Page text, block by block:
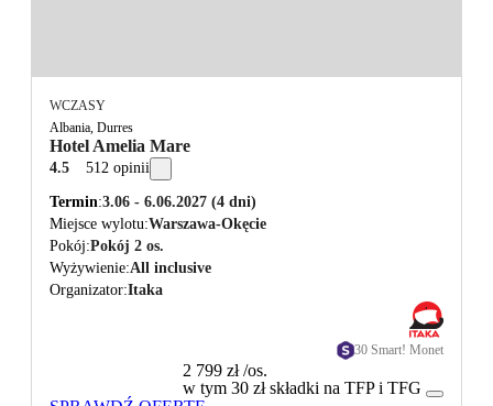
WCZASY
Albania, Durres
Hotel Amelia Mare
4.5 512 opinii
Termin 3.06 - 6.06.2027 (4 dni)
Miejsce wylotu Warszawa-Okęcie
Pokój Pokój 2 os.
Wyżywienie All inclusive
Organizator Itaka
30 Smart! Monet
2 799 zł/os.
w tym 30 zł składki na TFP i TFG